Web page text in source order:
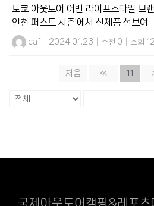
도쿄 아웃도어 어반 라이프스타일 브
인천 퍼스트 시즌'에서 신제품 선보여
caf 2024.01.23 추천 0 조회
처음 « 11
국제아웃도어캠핑&레포츠